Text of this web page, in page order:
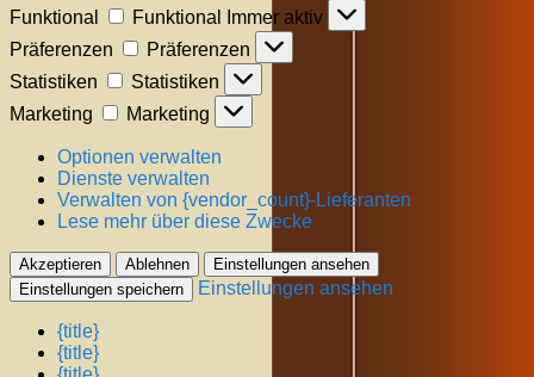
Funktional
Funktional
Immer aktiv
Präferenzen
Präferenzen
Statistiken
Statistiken
Marketing
Marketing
Optionen verwalten
Dienste verwalten
Verwalten von {vendor_count}-Lieferanten
Lese mehr über diese Zwecke
Akzeptieren Ablehnen
Einstellungen ansehen
Einstellungen speichern
Einstellungen ansehen
{title}
{title}